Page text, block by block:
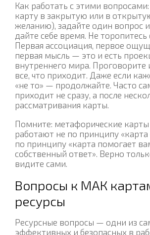
Как работать с этими
карту в закрытую или в
желанию), задайте один вопрос
дайте себе время. Не торопитесь
Первая ассоциация, первое
первая мысль — это и есть
внутреннего мира. Проговорите
все, что приходит. Даже если
«не то» — продолжайте. Часто
приходит не сразу, а после
рассматривания карты.
Помните: метафорические
работают не по принципу «карта
по принципу «карта помогает
собственный ответ». Верно
видите сами.
Вопросы к МАК
ресурсы
Ресурсные вопросы — одни из
эффективных и безопасных в